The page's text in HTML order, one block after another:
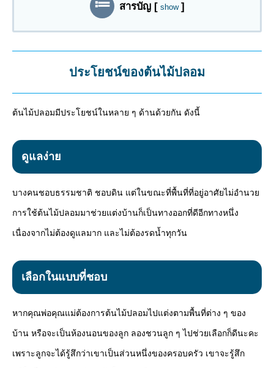
สารบัญ [ show ]
ประโยชน์ของต้นไม้ปลอม
ต้นไม้ปลอมมีประโยชน์ในหลาย ๆ ด้านด้วยกัน ดังนี้
ดูแลง่าย
บางคนชอบธรรมชาติ ชอบดิน แต่ในขณะที่พื้นที่ที่อยู่อาศัยไม่อำนวย
การใช้ต้นไม้ปลอมมาช่วยแต่งบ้านก็เป็นทางออกที่ดีอีกทางหนึ่ง
เนื่องจากไม่ต้องดูแลมาก และไม่ต้องรดน้ำทุกวัน
เลือกในแบบที่ชอบ
หากคุณพ่อคุณแม่ต้องการต้นไม้ปลอมไปแต่งตามพื้นที่ต่าง ๆ ของ
บ้าน หรือจะเป็นห้องนอนของลูก ลองชวนลูก ๆ ไปช่วยเลือกก็ดีนะคะ
เพราะลูกจะได้รู้สึกว่าเขาเป็นส่วนหนึ่งของครอบครัว เขาจะรู้สึก